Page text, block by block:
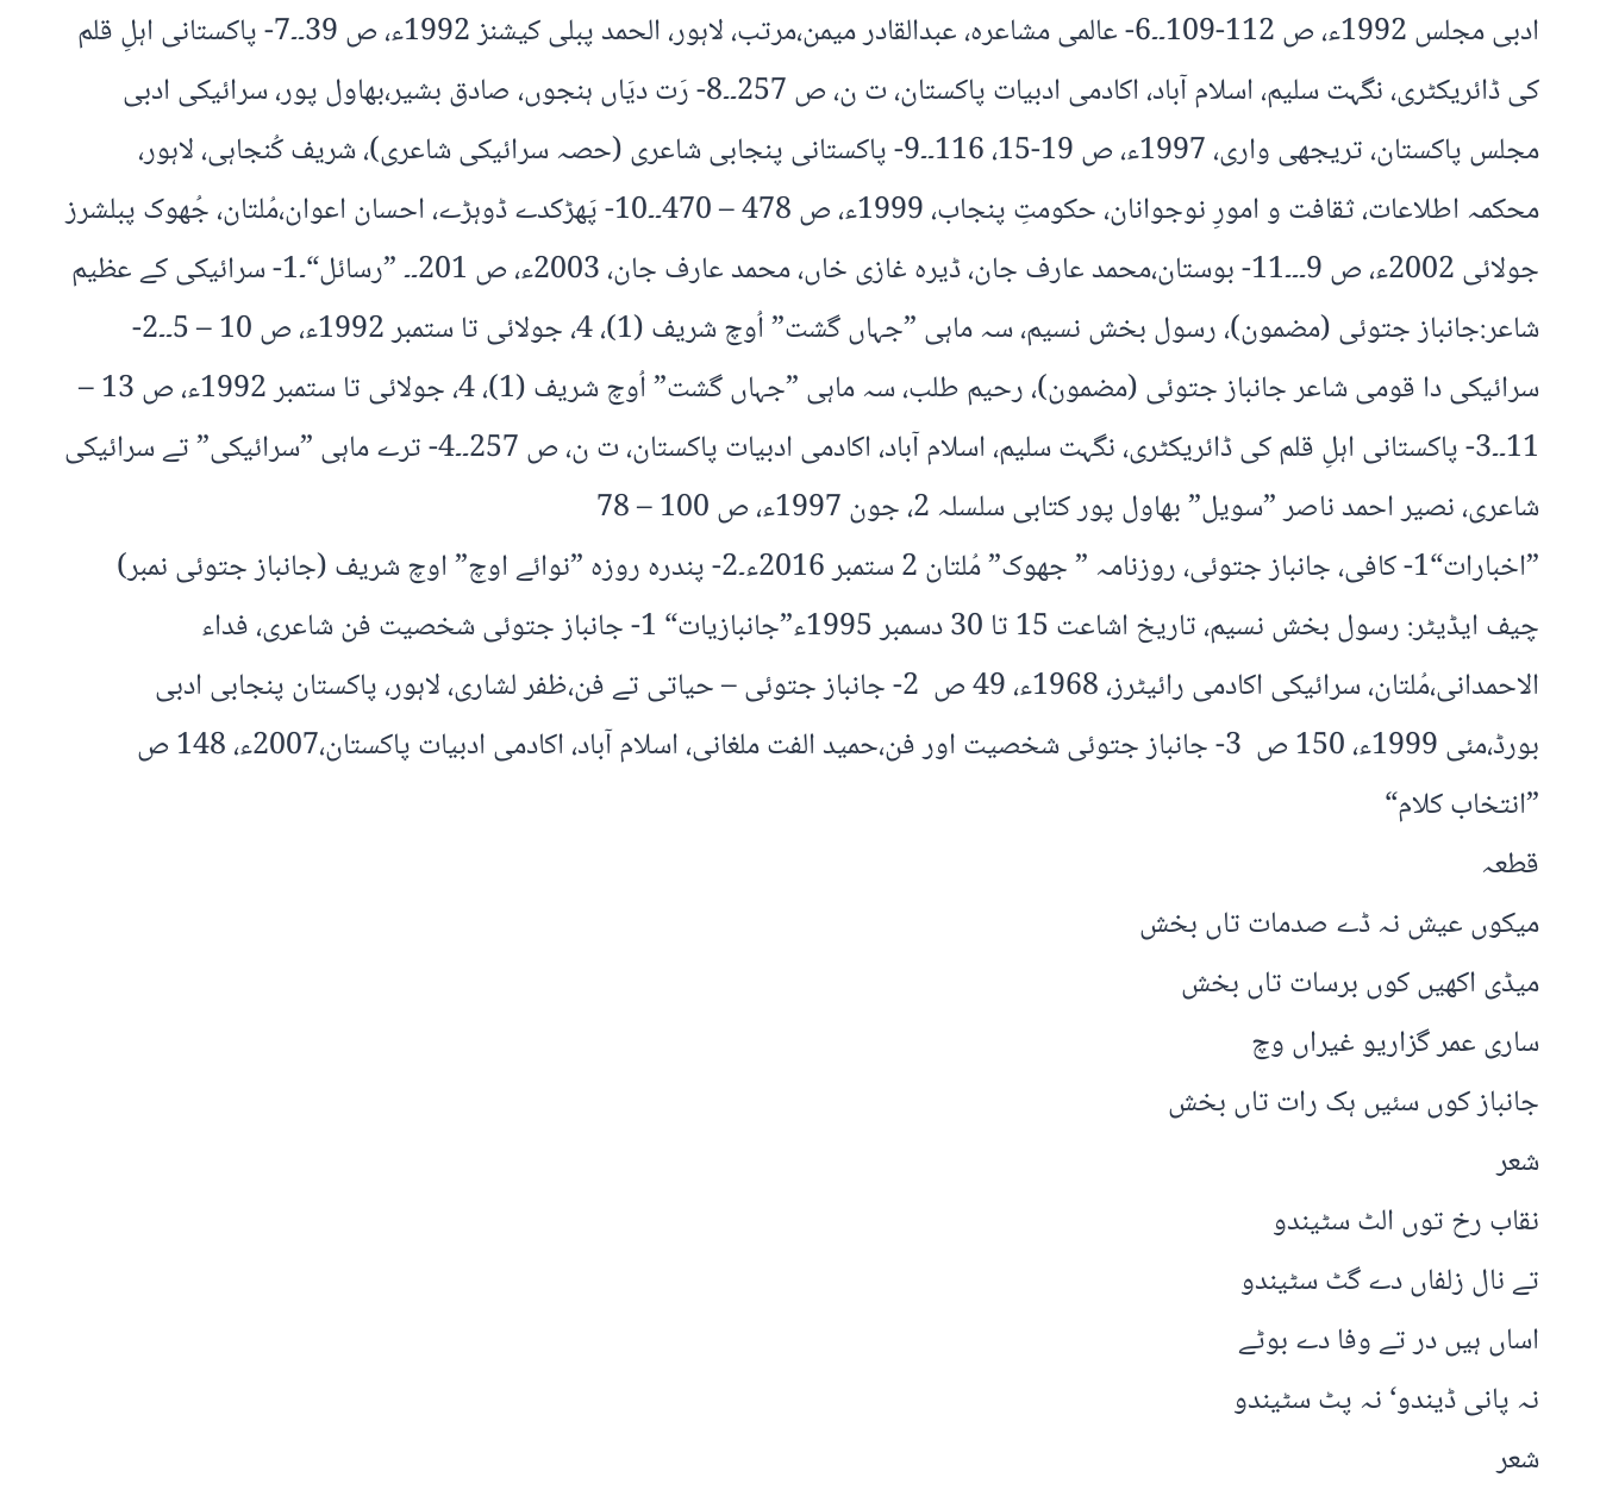
ادبی مجلس 1992ء، ص 112-109۔۔6- عالمی مشاعرہ، عبدالقادر میمن،مرتب، لاہور، الحمد پبلی کیشنز 1992ء، ص 39۔۔7- پاکستانی اہلِ قلم
کی ڈائریکٹری، نگہت سلیم، اسلام آباد، اکادمی ادبیات پاکستان، ت ن، ص 257۔۔8- رَت دیَاں ہنجوں، صادق بشیر،بھاول پور، سرائیکی ادبی
مجلس پاکستان، تریجھی واری، 1997ء، ص 19-15، 116۔۔9- پاکستانی پنجابی شاعری (حصہ سرائیکی شاعری)، شریف کُنجاہی، لاہور،
محکمہ اطلاعات، ثقافت و امورِ نوجوانان، حکومتِ پنجاب، 1999ء، ص 478 – 470۔۔10- پَھڑکدے ڈوہڑے، احسان اعوان،مُلتان، جُھوک پبلشرز
جولائی 2002ء، ص 9۔۔۔11- بوستان،محمد عارف جان، ڈیرہ غازی خاں، محمد عارف جان، 2003ء، ص 201۔۔ ”رسائل“۔1- سرائیکی کے عظیم
شاعر:جانباز جتوئی (مضمون)، رسول بخش نسیم، سہ ماہی ”جہاں گشت” اُوچ شریف (1)، 4، جولائی تا ستمبر 1992ء، ص 10 – 5۔۔2-
سرائیکی دا قومی شاعر جانباز جتوئی (مضمون)، رحیم طلب، سہ ماہی ”جہاں گشت” اُوچ شریف (1)، 4، جولائی تا ستمبر 1992ء، ص 13 –
11۔۔3- پاکستانی اہلِ قلم کی ڈائریکٹری، نگہت سلیم، اسلام آباد، اکادمی ادبیات پاکستان، ت ن، ص 257۔۔4- ترے ماہی ”سرائیکی” تے سرائیکی
شاعری، نصیر احمد ناصر ”سویل” بھاول پور کتابی سلسلہ 2، جون 1997ء، ص 100 – 78
”اخبارات“1- کافی، جانباز جتوئی، روزنامہ ” جھوک” مُلتان 2 ستمبر 2016ء۔2- پندرہ روزہ ”نوائے اوچ” اوچ شریف (جانباز جتوئی نمبر)
چیف ایڈیٹر: رسول بخش نسیم، تاریخ اشاعت 15 تا 30 دسمبر 1995ء”جانبازیات“ 1- جانباز جتوئی شخصیت فن شاعری، فداء
الاحمدانی،مُلتان، سرائیکی اکادمی رائیٹرز، 1968ء، 49 ص 2- جانباز جتوئی – حیاتی تے فن،ظفر لشاری، لاہور، پاکستان پنجابی ادبی
بورڈ،مئی 1999ء، 150 ص 3- جانباز جتوئی شخصیت اور فن،حمید الفت ملغانی، اسلام آباد، اکادمی ادبیات پاکستان،2007ء، 148 ص
”انتخاب کلام“
قطعہ
میکوں عیش نہ ڈے صدمات تاں بخش
میڈی اکھیں کوں برسات تاں بخش
ساری عمر گزاریو غیراں وچ
جانباز کوں سئیں ہک رات تاں بخش
شعر
نقاب رخ توں الٹ سٹیندو
تے نال زلفاں دے گٹ سٹیندو
اساں ہیں در تے وفا دے بوٹے
نہ پانی ڈیندو‘ نہ پٹ سٹیندو
شعر